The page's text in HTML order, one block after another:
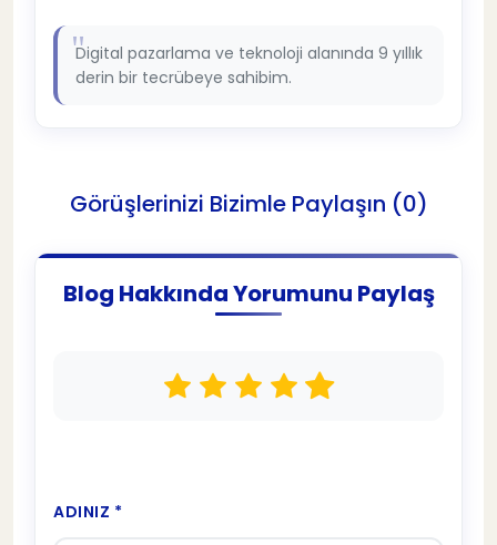
Digital pazarlama ve teknoloji alanında 9 yıllık
derin bir tecrübeye sahibim.
Görüşlerinizi Bizimle Paylaşın (0)
Blog Hakkında Yorumunu Paylaş
ADINIZ *